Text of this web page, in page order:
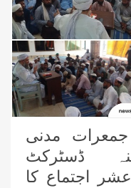
بروز جمعرات مدنی
ڈسٹرکٹ
اجتماع کا